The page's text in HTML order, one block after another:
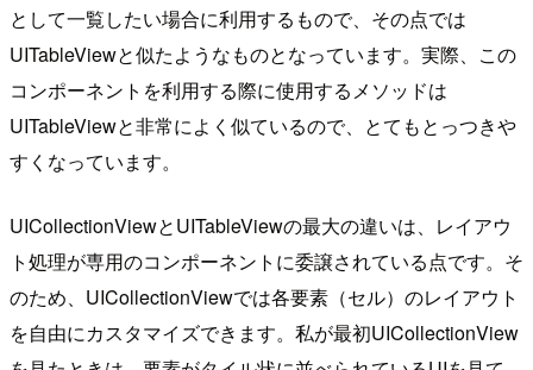
として一覧したい場合に利用するもので、その点では
UITableViewと似たようなものとなっています。実際、この
コンポーネントを利用する際に使用するメソッドは
UITableViewと非常によく似ているので、とてもとっつきや
すくなっています。
UICollectionViewとUITableViewの最大の違いは、レイアウ
ト処理が専用のコンポーネントに委譲されている点です。そ
のため、UICollectionViewでは各要素（セル）のレイアウト
を自由にカスタマイズできます。私が最初UICollectionView